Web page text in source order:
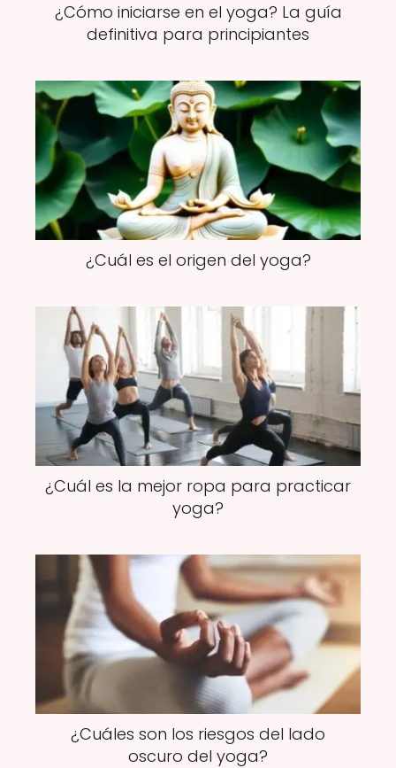
¿Cómo iniciarse en el yoga? La guía
definitiva para principiantes
¿Cuál es el origen del yoga?
¿Cuál es la mejor ropa para practicar
yoga?
¿Cuáles son los riesgos del lado
oscuro del yoga?